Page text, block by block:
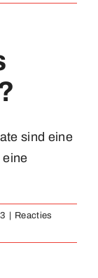
sind eine
eine
| Reacties